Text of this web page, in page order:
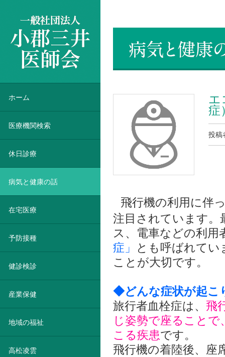
エ
症
投稿
飛行機の利用に伴
注目されています。
ス、電車などの利
症」
とも呼ばれてい
ことが大切です。
◆どんな症状が起こ
旅行者血栓症は、 飛
じ姿勢で座ること
こる疾患です。
飛行機の着陸後、座
ホーム
医療機関検索
休日診療
病気と健康の話
在宅医療
予防接種
健診検診
産業保健
地域の福祉
高松凌雲